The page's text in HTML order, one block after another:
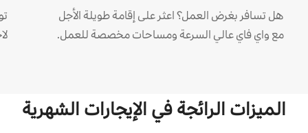
هل تسافر بغرض العمل؟ اعثر على إقامة طويلة الأجل
مع واي فاي عالي السرعة ومساحات مخصصة للعمل.
الميزات الرائجة في الإيجارات الشهرية